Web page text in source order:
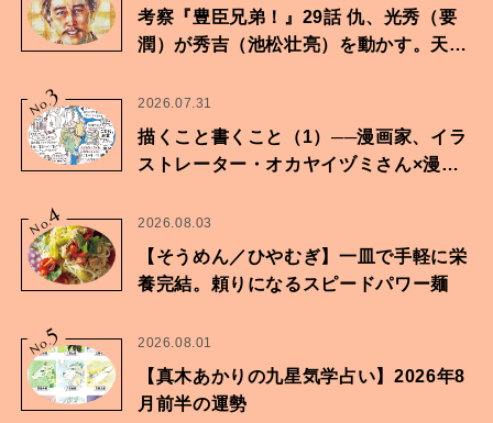
考察『豊臣兄弟！』29話 仇、光秀（要
潤）が秀吉（池松壮亮）を動かす。天下
No.
3 2026.07.31
描くこと書くこと（1）──漫画家、イラ
ストレーター・オカヤイヅミさん×漫画
No.
4 2026.08.03
【そうめん／ひやむぎ】一皿で手軽に栄
養完結。頼りになるスピードパワー麺
No.
5 2026.08.01
【真木あかりの九星気学占い】2026年8
月前半の運勢